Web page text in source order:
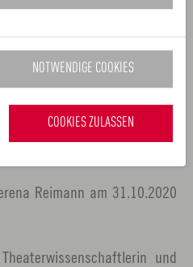
unter der im Aufbau
Reimann am 31.10.2020
und
NOTWENDIGE COOKIES
COOKIES ZULASSEN